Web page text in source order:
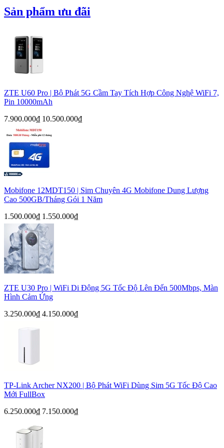
Chất lượng đảm bảo từ
Bảo hành: 36 tháng
Khuyến mãi
Liên hệ hotline để nhận ưu đãi giá lên đến 40%
Sản phẩm ưu đãi
ZTE U60 Pro | Bộ Phát 5G Cầm Tay Tích Hợp Công Nghệ WiFi 7,
Pin 10000mAh
7.900.000₫ 10.500.000₫
Mobifone 12MDT150 | Sim Chuyên 4G Mobifone Dung Lượng
Cao 500GB/Tháng Gói 1 Năm
1.500.000₫ 1.550.000₫
ZTE U30 Pro | WiFi Di Động 5G Tốc Độ Lên Đến 500Mbps, Màn
Hình Cảm Ứng
3.250.000₫ 4.150.000₫
TP-Link Archer NX200 | Bộ Phát WiFi Dùng Sim 5G Tốc Độ Cao
Mới FullBox
6.250.000₫ 7.150.000₫